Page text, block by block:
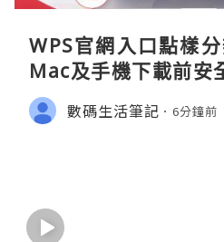
WPS官網入口點樣
Mac及手機下載前安
數碼生活筆記 6分鐘前